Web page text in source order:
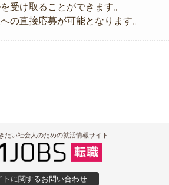
受け取ることができます。
の直接応募が可能となります。
たい社会人のための就活情報サイト
トに関するお問い合わせ